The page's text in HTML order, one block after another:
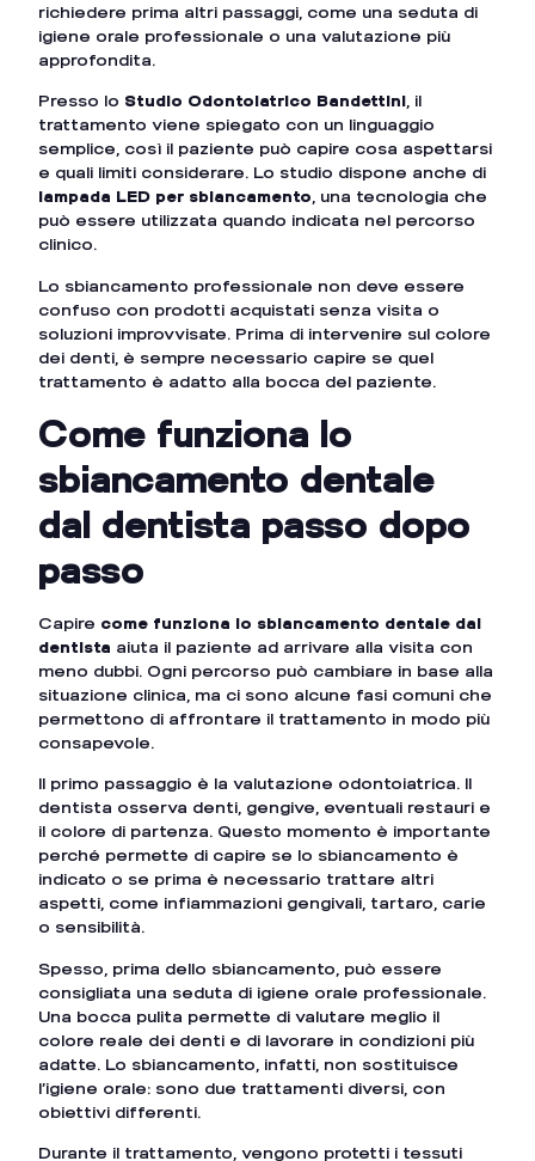
richiedere prima altri passaggi, come una seduta di
igiene orale professionale o una valutazione più
approfondita.
Presso lo Studio Odontoiatrico Bandettini, il
trattamento viene spiegato con un linguaggio
semplice, così il paziente può capire cosa aspettarsi
e quali limiti considerare. Lo studio dispone anche di
lampada LED per sbiancamento, una tecnologia che
può essere utilizzata quando indicata nel percorso
clinico.
Lo sbiancamento professionale non deve essere
confuso con prodotti acquistati senza visita o
soluzioni improvvisate. Prima di intervenire sul colore
dei denti, è sempre necessario capire se quel
trattamento è adatto alla bocca del paziente.
Come funziona lo
sbiancamento dentale
dal dentista passo dopo
passo
Capire come funziona lo sbiancamento dentale dal
dentista aiuta il paziente ad arrivare alla visita con
meno dubbi. Ogni percorso può cambiare in base alla
situazione clinica, ma ci sono alcune fasi comuni che
permettono di affrontare il trattamento in modo più
consapevole.
Il primo passaggio è la valutazione odontoiatrica. Il
dentista osserva denti, gengive, eventuali restauri e
il colore di partenza. Questo momento è importante
perché permette di capire se lo sbiancamento è
indicato o se prima è necessario trattare altri
aspetti, come infiammazioni gengivali, tartaro, carie
o sensibilità.
Spesso, prima dello sbiancamento, può essere
consigliata una seduta di igiene orale professionale.
Una bocca pulita permette di valutare meglio il
colore reale dei denti e di lavorare in condizioni più
adatte. Lo sbiancamento, infatti, non sostituisce
l’igiene orale: sono due trattamenti diversi, con
obiettivi differenti.
Durante il trattamento, vengono protetti i tessuti